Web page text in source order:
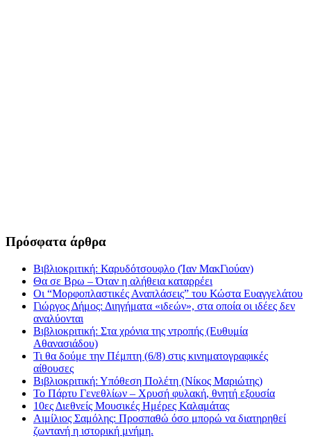
Πρόσφατα άρθρα
Βιβλιοκριτική: Καρυδότσουφλο (Ίαν ΜακΓιούαν)
Θα σε Βρω – Όταν η αλήθεια καταρρέει
Οι “Μορφοπλαστικές Αναπλάσεις” του Κώστα Ευαγγελάτου
Γιώργος Δήμος: Διηγήματα «ιδεών», στα οποία οι ιδέες δεν
αναλύονται
Βιβλιοκριτική: Στα χρόνια της ντροπής (Ευθυμία
Αθανασιάδου)
Τι θα δούμε την Πέμπτη (6/8) στις κινηματογραφικές
αίθουσες
Βιβλιοκριτική: Υπόθεση Πολέτη (Νίκος Μαριώτης)
Το Πάρτυ Γενεθλίων – Χρυσή φυλακή, θνητή εξουσία
10ες Διεθνείς Μουσικές Ημέρες Καλαμάτας
Αιμίλιος Σαμόλης: Προσπαθώ όσο μπορώ να διατηρηθεί
ζωντανή η ιστορική μνήμη.